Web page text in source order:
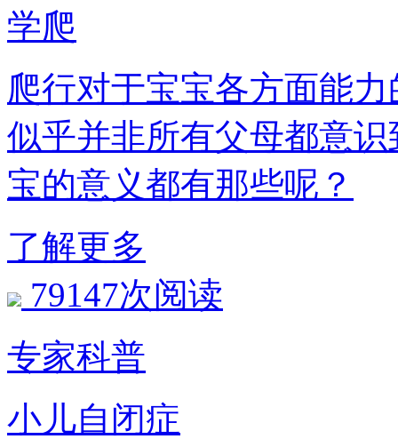
学爬
爬行对于宝宝各方面能力
似乎并非所有父母都意
宝的意义都有那些呢？
了解更多
79147次阅读
专家科普
小儿自闭症